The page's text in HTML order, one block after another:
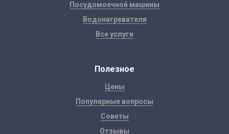
Посудомоечной машины
Водонагревателя
Все услуги
Полезное
Цены
Популярные вопросы
Советы
Отзывы